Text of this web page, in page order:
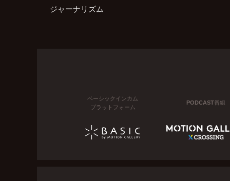
ジャーナリズム
ベーシックインカム
プラットフォーム
PODCAST番組